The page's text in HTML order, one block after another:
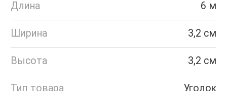
Длина 6 м
Ширина 3,2 см
Высота 3,2 см
Тип товара Уголок